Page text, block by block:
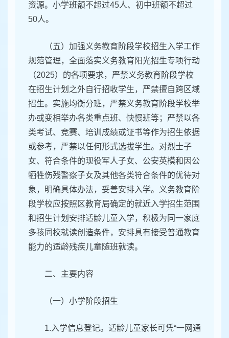
资源。小学班额不超过45人、初中班额不超过
50人。
（五）加强义务教育阶段学校招生入学工作
规范管理，全面落实义务教育阳光招生专项行动
（2025）的各项要求，严禁义务教育阶段学校
在招生计划之外自行招收学生，严禁擅自跨区域
招生。实施均衡分班，严禁义务教育阶段学校举
办或变相举办各类重点班、快慢班等；严禁以各
类考试、竞赛、培训成绩或证书等作为招生依据
或参考，严禁以任何形式选拔学生。对烈士子
女、符合条件的现役军人子女、公安英模和因公
牺牲伤残警察子女及其他各类符合条件的优待对
象，明确具体办法，妥善安排入学。义务教育阶
段学校应按照区教育局确定的就近入学招生范围
和招生计划安排适龄儿童入学，积极为同一家庭
多孩同校就读创造条件，安排具有接受普通教育
能力的适龄残疾儿童随班就读。
二、主要内容
（一）小学阶段招生
1.入学信息登记。适龄儿童家长可凭“一网通